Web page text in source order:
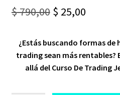
$790,00 Original
was:
$ 790,00.
$ 25,00Current
is:
$
¿Estás buscando formas de
trading sean más rentables?
allá del Curso De Trading